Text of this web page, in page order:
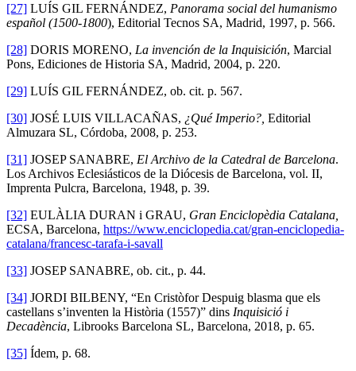
[27] LUÍS GIL FERNÁNDEZ, Panorama social del humanismo
español (1500-1800), Editorial Tecnos SA, Madrid, 1997, p. 566.
[28] DORIS MORENO, La invención de la Inquisición, Marcial
Pons, Ediciones de Historia SA, Madrid, 2004, p. 220.
[29] LUÍS GIL FERNÁNDEZ, ob. cit. p. 567.
[30] JOSÉ LUIS VILLACAÑAS, ¿Qué Imperio?, Editorial
Almuzara SL, Córdoba, 2008, p. 253.
[31] JOSEP SANABRE, El Archivo de la Catedral de Barcelona.
Los Archivos Eclesiásticos de la Diócesis de Barcelona, vol. II,
Imprenta Pulcra, Barcelona, 1948, p. 39.
[32] EULÀLIA DURAN i GRAU, Gran Enciclopèdia Catalana,
ECSA, Barcelona, https://www.enciclopedia.cat/gran-enciclopedia-
catalana/francesc-tarafa-i-savall
[33] JOSEP SANABRE, ob. cit., p. 44.
[34] JORDI BILBENY, “En Cristòfor Despuig blasma que els
castellans s’inventen la Història (1557)” dins Inquisició i
Decadència, Librooks Barcelona SL, Barcelona, 2018, p. 65.
[35] Ídem, p. 68.